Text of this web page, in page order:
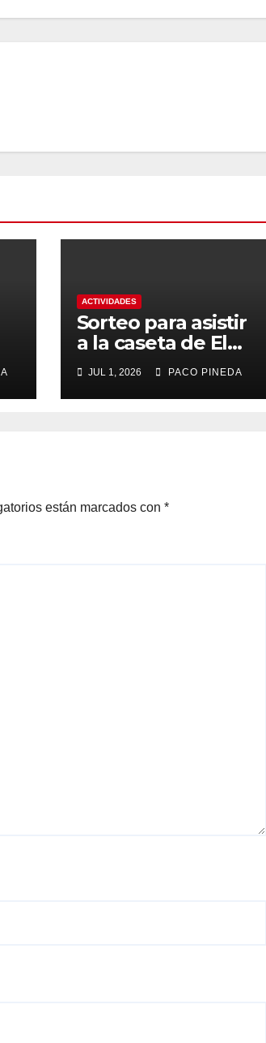
ACTIVIDADES
Sorteo para asistir
a la caseta de El
Rengue, Feria de
Málaga 2026
JUL 1, 2026 PACO PINEDA
están marcados con *